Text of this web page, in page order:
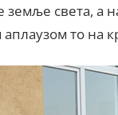
земље света, а
то на